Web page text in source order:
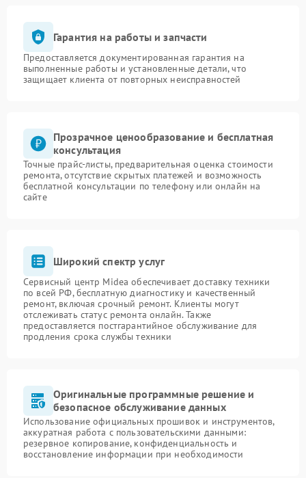
Гарантия на работы и запчасти
Предоставляется документированная гарантия на
выполненные работы и установленные детали, что
защищает клиента от повторных неисправностей
Прозрачное ценообразование и бесплатная
консультация
Точные прайс-листы, предварительная оценка стоимости
ремонта, отсутствие скрытых платежей и возможность
бесплатной консультации по телефону или онлайн на
сайте
Широкий спектр услуг
Сервисный центр Midea обеспечивает доставку техники
по всей РФ, бесплатную диагностику и качественный
ремонт, включая срочный ремонт. Клиенты могут
отслеживать статус ремонта онлайн. Также
предоставляется постгарантийное обслуживание для
продления срока службы техники
Оригинальные программные решение и
безопасное обслуживание данных
Использование официальных прошивок и инструментов,
аккуратная работа с пользовательскими данными:
резервное копирование, конфиденциальность и
восстановление информации при необходимости